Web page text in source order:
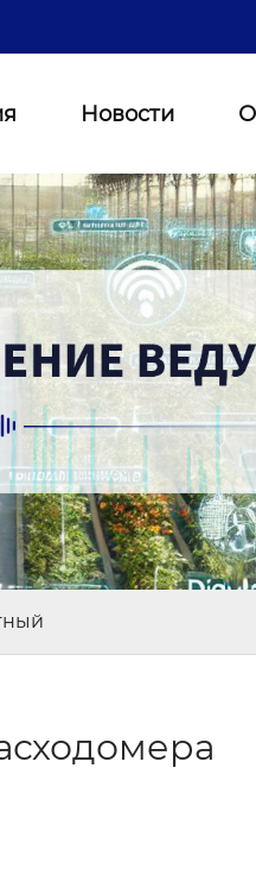
Новости